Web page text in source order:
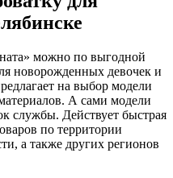
можно по выгодной
новорожденных девочек и
на выбор модели
А сами модели
службы. Действует быстрая
по территории
а также других регионов